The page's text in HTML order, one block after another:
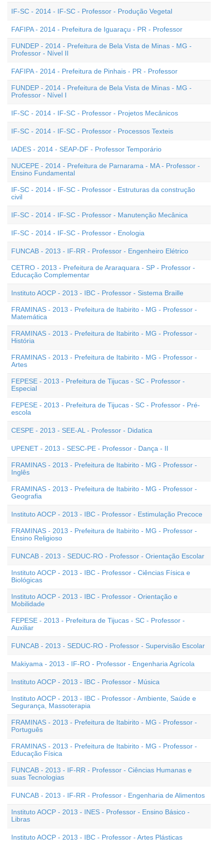
IF-SC - 2014 - IF-SC - Professor - Produção Vegetal
FAFIPA - 2014 - Prefeitura de Iguaraçu - PR - Professor
FUNDEP - 2014 - Prefeitura de Bela Vista de Minas - MG -
Professor - Nível II
FAFIPA - 2014 - Prefeitura de Pinhais - PR - Professor
FUNDEP - 2014 - Prefeitura de Bela Vista de Minas - MG -
Professor - Nível I
IF-SC - 2014 - IF-SC - Professor - Projetos Mecânicos
IF-SC - 2014 - IF-SC - Professor - Processos Texteis
IADES - 2014 - SEAP-DF - Professor Temporário
NUCEPE - 2014 - Prefeitura de Parnarama - MA - Professor -
Ensino Fundamental
IF-SC - 2014 - IF-SC - Professor - Estruturas da construção
civil
IF-SC - 2014 - IF-SC - Professor - Manutenção Mecânica
IF-SC - 2014 - IF-SC - Professor - Enologia
FUNCAB - 2013 - IF-RR - Professor - Engenheiro Elétrico
CETRO - 2013 - Prefeitura de Araraquara - SP - Professor -
Educação Complementar
Instituto AOCP - 2013 - IBC - Professor - Sistema Braille
FRAMINAS - 2013 - Prefeitura de Itabirito - MG - Professor -
Matemática
FRAMINAS - 2013 - Prefeitura de Itabirito - MG - Professor -
História
FRAMINAS - 2013 - Prefeitura de Itabirito - MG - Professor -
Artes
FEPESE - 2013 - Prefeitura de Tijucas - SC - Professor -
Especial
FEPESE - 2013 - Prefeitura de Tijucas - SC - Professor - Pré-
escola
CESPE - 2013 - SEE-AL - Professor - Didatica
UPENET - 2013 - SESC-PE - Professor - Dança - II
FRAMINAS - 2013 - Prefeitura de Itabirito - MG - Professor -
Inglês
FRAMINAS - 2013 - Prefeitura de Itabirito - MG - Professor -
Geografia
Instituto AOCP - 2013 - IBC - Professor - Estimulação Precoce
FRAMINAS - 2013 - Prefeitura de Itabirito - MG - Professor -
Ensino Religioso
FUNCAB - 2013 - SEDUC-RO - Professor - Orientação Escolar
Instituto AOCP - 2013 - IBC - Professor - Ciências Física e
Biológicas
Instituto AOCP - 2013 - IBC - Professor - Orientação e
Mobilidade
FEPESE - 2013 - Prefeitura de Tijucas - SC - Professor -
Auxiliar
FUNCAB - 2013 - SEDUC-RO - Professor - Supervisão Escolar
Makiyama - 2013 - IF-RO - Professor - Engenharia Agrícola
Instituto AOCP - 2013 - IBC - Professor - Música
Instituto AOCP - 2013 - IBC - Professor - Ambiente, Saúde e
Segurança, Massoterapia
FRAMINAS - 2013 - Prefeitura de Itabirito - MG - Professor -
Português
FRAMINAS - 2013 - Prefeitura de Itabirito - MG - Professor -
Educação Física
FUNCAB - 2013 - IF-RR - Professor - Ciências Humanas e
suas Tecnologias
FUNCAB - 2013 - IF-RR - Professor - Engenharia de Alimentos
Instituto AOCP - 2013 - INES - Professor - Ensino Básico -
Libras
Instituto AOCP - 2013 - IBC - Professor - Artes Plásticas